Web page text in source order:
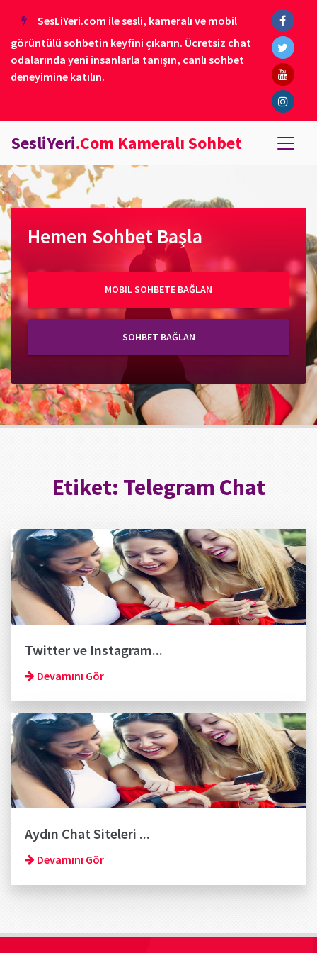
SesLiYeri.com ile sesli, kameralı ve mobil
görüntülü sohbetin keyfini çıkarın. Ücretsiz chat
odalarında yeni insanlarla tanışın, canlı sohbet
deneyimine katılın.
SesliYeri.Com Kameralı Sohbet
Hemen Sohbet Başla
MOBIL SOHBETE BAĞLAN
SOHBET BAĞLAN
Etiket: Telegram Chat
Twitter ve Instagram...
Devamını Gör
Aydın Chat Siteleri ...
Devamını Gör